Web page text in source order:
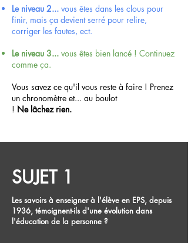
Le niveau 2... vous êtes dans les clous pour
finir, mais ça devient serré pour relire,
corriger les fautes, ect.
Le niveau 3... vous êtes bien lancé ! Continuez
comme ça.
Vous savez ce qu'il vous reste à faire ! Prenez
un chronomètre et... au boulot
! Ne lâchezrien.
SUJET 1
Les savoirs à enseigner à l'élève en EPS, depuis
1936, témoignent-ils d'une évolution dans
l'éducation de la personne ?